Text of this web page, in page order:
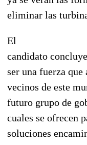
eliminar las
El
candidato
ser una fuerza
vecinos de este
futuro grupo de
cuales se ofrecen
soluciones